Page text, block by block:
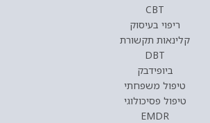
CBT
ריפוי בעיסוק
קלינאות תקשורת
DBT
ביופידבק
טיפול משפחתי
טיפול פסיכולוגי
EMDR